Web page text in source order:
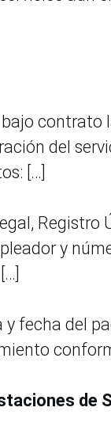
contrato
del
[…]
Registro
y
fecha del
de